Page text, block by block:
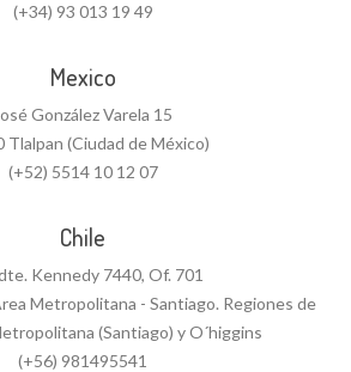
(+34) 93 013 19 49
Mexico
González Varela 15
Tlalpan (Ciudad de México)
(+52) 5514 10 12 07
Chile
Kennedy 7440, Of. 701
Metropolitana - Santiago. Regiones de
(Santiago) y O´higgins
(+56) 981495541